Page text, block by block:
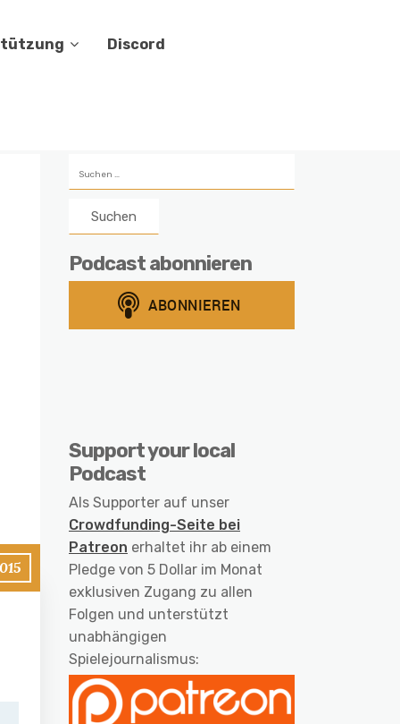
Discord
nach:
Podcast abonnieren
Support your local
Podcast
Als Supporter auf unser
Crowdfunding-Seite bei
Patreon erhaltet ihr ab einem
Pledge von 5 Dollar im Monat
exklusiven Zugang zu allen
Folgen und unterstützt
unabhängigen
Spielejournalismus: